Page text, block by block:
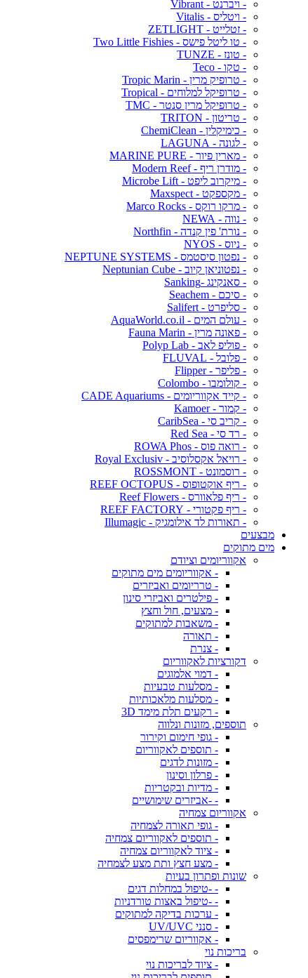
- ויברנט - Vibrant
- ויטליס - Vitalis
- זטלייט - ZETLIGHT
- טו ליטל פישס - Two Little Fishies
- טונז - TUNZE
- טקו - Teco
- טרופיק מרין - Tropic Marin
- טרופיקל למלוחים - Tropical
- טרופיקל מרין סנטר - TMC
- טריטון - TRITON
- כימיקלין - ChemiClean
- לגונה - LAGUNA
- מארין פיור - MARINE PURE
- מודרן ריף - Modern Reef
- מיקרוב ליפט - Microbe Lift
- מקספקט - Maxspect
- מרקו רוקס - Marco Rocks
- נווה - NEWA
- נורת' פין קנדה - Northfin
- ניוס - NYOS
- נפטון סיסטמס - NEPTUNE SYSTEMS
- נפטוניאן קיוב - Neptunian Cube
- סאנקינג -Sanking
- סיכם - Seachem
- סליפרט - Salifert
- עולם המים - AquaWorld.co.il
- פאונה מרין - Fauna Marin
- פוליפ לאב - Polyp Lab
- פלובל - FLUVAL
- פליפר - Flipper
- קולומבו - Colombo
- קייד אקווריומים - CADE Aquariums
- קמור - Kamoer
- קריב סי - CaribSea
- רד סי - Red Sea
- רואה פוס - ROWA Phos
- רויאל אקסלוסיב - Royal Exclusiv
- רוסמונט - ROSSMONT
- ריף אוקטופוס - REEF OCTOPUS
- ריף פלאוורס - Reef Flowers
- ריף פקטורי - REEF FACTORY
- תאורות לד אילומגיק - Illumagic
מבצעים
מים מתוקים
אקווריומים וציודם
- אקווריומים מים מתוקים
- טרריומים ואביזרים
- פילטרים ואביזרי סינון
- מצעים, חול וחצץ
- משאבות למתוקים
- תאורה
- צנרת
דקורציות לאקווריום
- דמוי אלמוגים
- מסלעות טבעיות
- מסלעות מלאכותיות
- רקעים תלת מימד 3D
תוספים, מזונות ונלווה
- גופי חימום וקירור
- תוספים לאקווריום
- מזונות לדגים
- פרלון וסינון
- מדיות ובקטריות
- -אביזרים שימושיים
אקווריום צמחיה
- גופי תאורה לצמחיה
- תוספים לאקווריום צמחיה
- ציוד לאקווריום צמחיה
- מצע חצץ ותת מצע לצמחיה
שונות ופתרון בעיות
- -טיפול במחלות דגים
- -טיפול באצות טורדניות
- ערכות בדיקה למתוקים
- סנני UV/UVC
- אקווריום שרימפסים
בריכות נוי
- ציוד לבריכות נוי